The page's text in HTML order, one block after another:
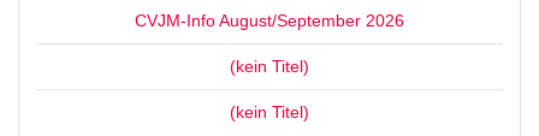
CVJM-Info August/September 2026
(kein Titel)
(kein Titel)